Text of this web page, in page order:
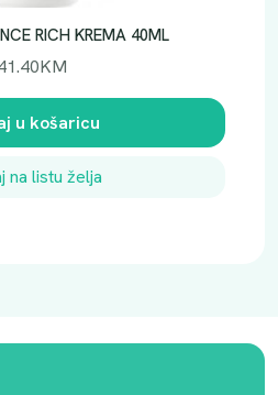
RICH KREMA 40ML
KM
u košaricu
na listu želja